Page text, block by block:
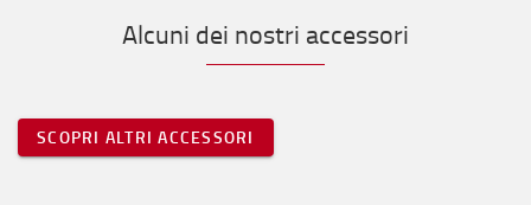
Alcuni dei nostri accessori
SCOPRI ALTRI ACCESSORI